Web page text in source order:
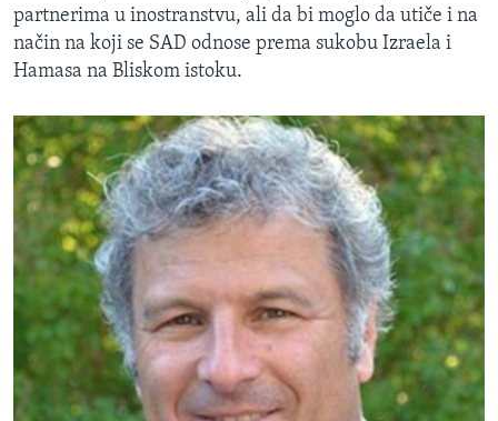
partnerima u inostranstvu, ali da bi moglo da utiče i na
način na koji se SAD odnose prema sukobu Izraela i
Hamasa na Bliskom istoku.